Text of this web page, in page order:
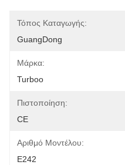
Τόπος Καταγωγής:
GuangDong
Μάρκα:
Turboo
Πιστοποίηση:
CE
Αριθμό Μοντέλου:
E242